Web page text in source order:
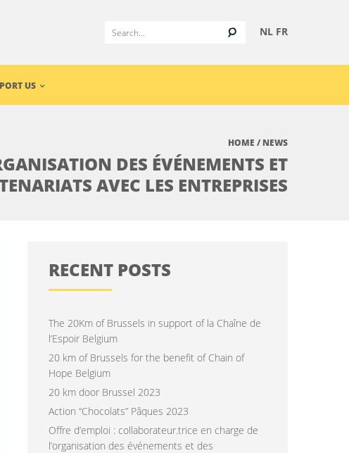
NL FR
US
HOME / NEWS
DES ÉVÉNEMENTS ET
AVEC LES ENTREPRISES
RECENT POSTS
The 20Km of Brussels in support of la Chaîne de
l’Espoir Belgium
20 km of Brussels for the benefit of Chain of
Hope Belgium
20 km door Brussel 2023
Action “Chocolats” Pâques 2023
Offre d’emploi : collaborateur.trice en charge de
l’organisation des événements et des